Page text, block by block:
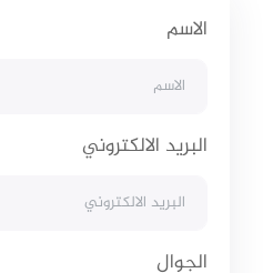
الاسم
البريد الالكتروني
الجوال